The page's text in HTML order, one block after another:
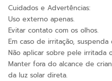
Cuidados e Advertências:
Uso externo apenas.
Evitar contato com os olhos.
Em caso de irritação,
Não aplicar sobre pele irritada
Manter fora do alcance de
da luz solar direta.